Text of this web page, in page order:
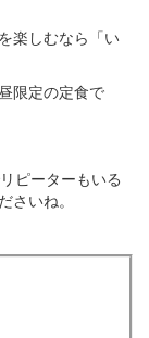
楽しむなら「い
限定の定食で
ピーターもいる
いね。